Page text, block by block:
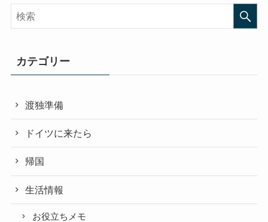
カテゴリー
渡独準備
ドイツに来たら
帰国
生活情報
お役立ちメモ